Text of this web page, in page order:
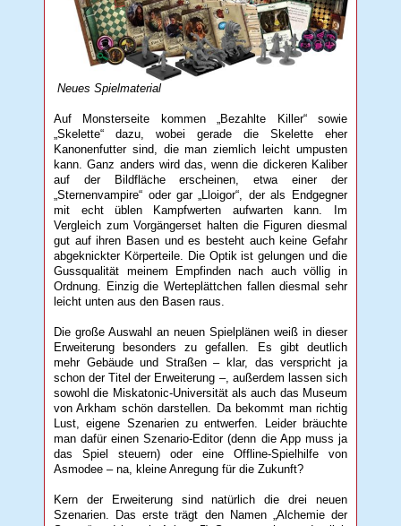
Neues Spielmaterial
Auf Monsterseite kommen „Bezahlte Killer“ sowie
„Skelette“ dazu, wobei gerade die Skelette eher
Kanonenfutter sind, die man ziemlich leicht umpusten
kann. Ganz anders wird das, wenn die dickeren Kaliber
auf der Bildfläche erscheinen, etwa einer der
„Sternenvampire“ oder gar „Lloigor“, der als Endgegner
mit echt üblen Kampfwerten aufwarten kann. Im
Vergleich zum Vorgängerset halten die Figuren diesmal
gut auf ihren Basen und es besteht auch keine Gefahr
abgeknickter Körperteile. Die Optik ist gelungen und die
Gussqualität meinem Empfinden nach auch völlig in
Ordnung. Einzig die Werteplättchen fallen diesmal sehr
leicht unten aus den Basen raus.
Die große Auswahl an neuen Spielplänen weiß in dieser
Erweiterung besonders zu gefallen. Es gibt deutlich
mehr Gebäude und Straßen – klar, das verspricht ja
schon der Titel der Erweiterung –, außerdem lassen sich
sowohl die Miskatonic-Universität als auch das Museum
von Arkham schön darstellen. Da bekommt man richtig
Lust, eigene Szenarien zu entwerfen. Leider bräuchte
man dafür einen Szenario-Editor (denn die App muss ja
das Spiel steuern) oder eine Offline-Spielhilfe von
Asmodee – na, kleine Anregung für die Zukunft?
Kern der Erweiterung sind natürlich die drei neuen
Szenarien. Das erste trägt den Namen „Alchemie der